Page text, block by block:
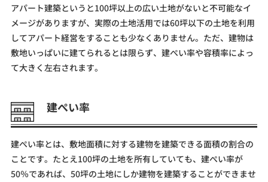
アパート建築というと100坪以上の広い土地がないと不可能なイ
メージがありますが、実際の土地活用では60坪以下の土地を利用
してアパート経営をすることも少なくありません。ただ、建物は
敷地いっぱいに建てられるとは限らず、建ぺい率や容積率によっ
て大きく左右されます。
建ぺい率
建ぺい率とは、敷地面積に対する建物を建築できる面積の割合の
ことです。たとえ100坪の土地を所有していても、建ぺい率が
50％であれば、50坪の土地にしか建物を建築することができませ